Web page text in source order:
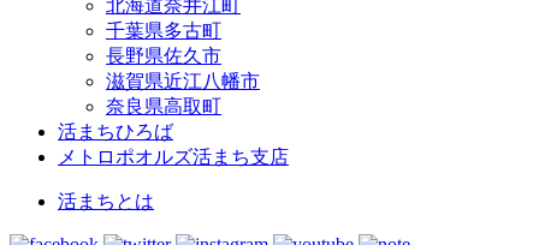
北海道奈井江町
千葉県多古町
長野県佐久市
滋賀県近江八幡市
奈良県高取町
活まちひろば
メトロポオルズ活まち支店
活まちとは